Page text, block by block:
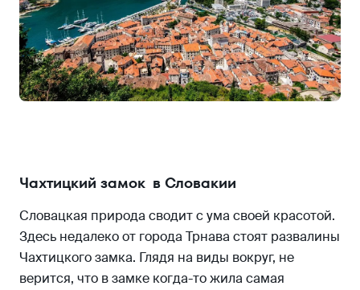
Чахтицкий замок в Словакии
Словацкая природа сводит с ума своей красотой.
Здесь недалеко от города Трнава стоят развалины
Чахтицкого замка. Глядя на виды вокруг, не
верится, что в замке когда-то жила самая